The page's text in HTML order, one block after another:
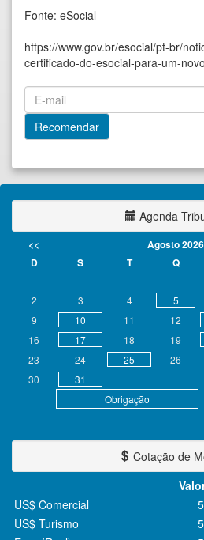
Fonte: eSocial
https://www.gov.br/esocial/pt-br/
certificado-do-esocial-para-um-
Agenda
<< Agosto 2026
D
S T Q
Obrigação
2
3 4 5
9 10 11 12
16
17 18 19
23
24 25 26
30
31
Cotação de
US$ Comercial
US$ Turismo